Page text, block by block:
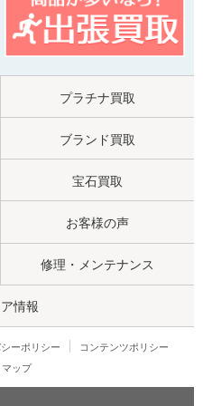
プラチナ買取
ブランド買取
宝石買取
お客様の声
修理・メンテナンス
情報
ーポリシー
コンテンツポリシー
ップ